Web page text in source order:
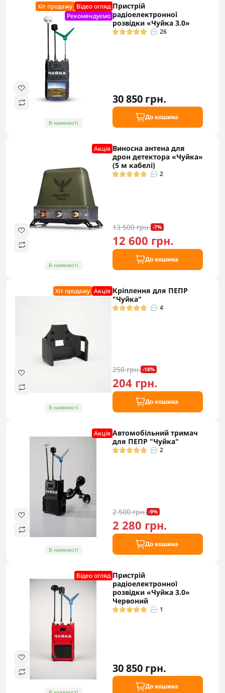
Хіт продажу Відео огляд
Рекомендуємо
В наявності
Пристрій
радіоелектронної
розвідки «Чуйка 3.0»
26
30 850 грн.
До кошика
Акцiя
В наявності
Виносна антена для
дрон детектора «Чуйка»
(5 м кабелі)
2
13 500 грн. -7%
12 600 грн.
До кошика
Хіт продажу Акцiя
В наявності
Кріплення для ПЕПР
"Чуйка"
4
250 грн. -18%
204 грн.
До кошика
Акцiя
В наявності
Автомобільний тримач
для ПЕПР "Чуйка"
2
2 500 грн. -9%
2 280 грн.
До кошика
Відео огляд Пристрій
радіоелектронної
розвідки «Чуйка 3.0»
Червоний
1
30 850 грн.
До кошика